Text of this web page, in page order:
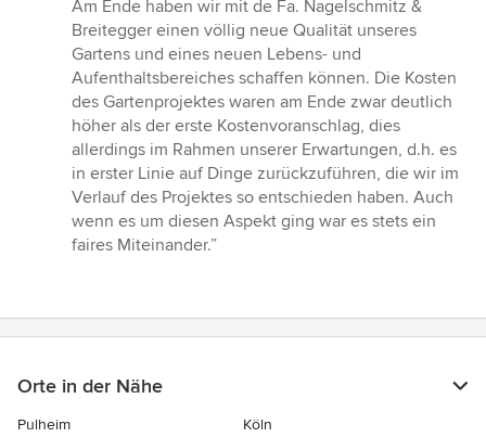
Am Ende haben wir mit de Fa. Nagelschmitz &
Breitegger einen völlig neue Qualität unseres
Gartens und eines neuen Lebens- und
Aufenthaltsbereiches schaffen können. Die Kosten
des Gartenprojektes waren am Ende zwar deutlich
höher als der erste Kostenvoranschlag, dies
allerdings im Rahmen unserer Erwartungen, d.h. es
in erster Linie auf Dinge zurückzuführen, die wir im
Verlauf des Projektes so entschieden haben. Auch
wenn es um diesen Aspekt ging war es stets ein
faires Miteinander.”
Orte in der Nähe
Pulheim
Köln